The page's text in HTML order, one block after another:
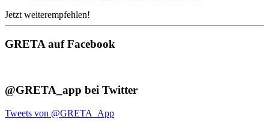
Jetzt weiterempfehlen!
GRETA auf Facebook
@GRETA_app bei Twitter
Tweets von @GRETA_App